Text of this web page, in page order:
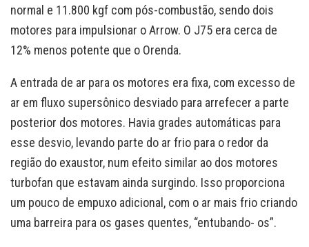
normal e 11.800 kgf com pós-combustão, sendo dois
motores para impulsionar o Arrow. O J75 era cerca de
12% menos potente que o Orenda.
A entrada de ar para os motores era fixa, com excesso de
ar em fluxo supersônico desviado para arrefecer a parte
posterior dos motores. Havia grades automáticas para
esse desvio, levando parte do ar frio para o redor da
região do exaustor, num efeito similar ao dos motores
turbofan que estavam ainda surgindo. Isso proporciona
um pouco de empuxo adicional, com o ar mais frio criando
uma barreira para os gases quentes, “entubando- os”.